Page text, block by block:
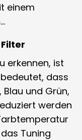
einem
erkennen, ist
dass
und Grün,
werden
Tuning